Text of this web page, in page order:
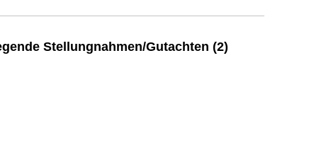
Stellungnahmen/Gutachten (2)